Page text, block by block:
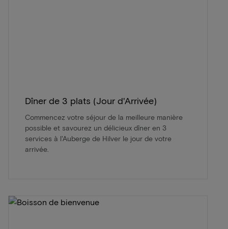
Dîner de 3 plats (Jour d'Arrivée)
Commencez votre séjour de la meilleure manière
possible et savourez un délicieux dîner en 3
services à l'Auberge de Hilver le jour de votre
arrivée.